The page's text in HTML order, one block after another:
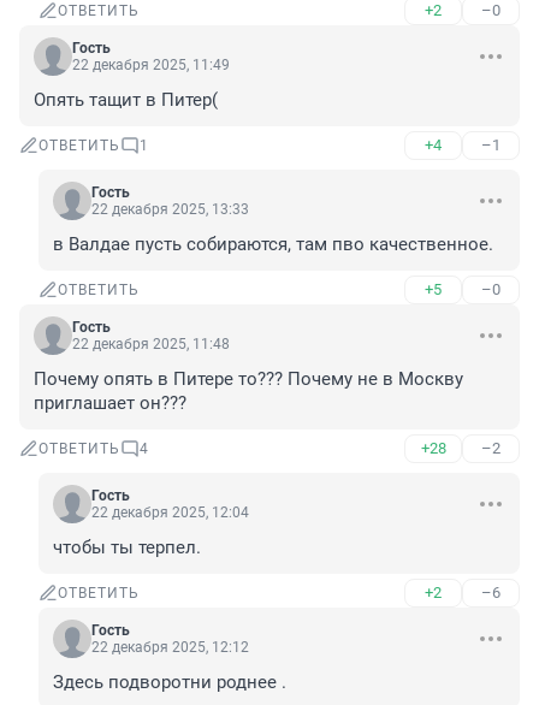
ОТВЕТИТЬ +2 –0
Гость
22 декабря 2025, 11:49
Опять тащит в Питер(
ОТВЕТИТЬ 1 +4 –1
Гость
22 декабря 2025, 13:33
в Валдае пусть собираются, там пво качественное.
ОТВЕТИТЬ +5 –0
Гость
22 декабря 2025, 11:48
Почему опять в Питере то??? Почему не в Москву
приглашает он???
ОТВЕТИТЬ 4 +28 –2
Гость
22 декабря 2025, 12:04
чтобы ты терпел.
ОТВЕТИТЬ +2 –6
Гость
22 декабря 2025, 12:12
Здесь подворотни роднее .